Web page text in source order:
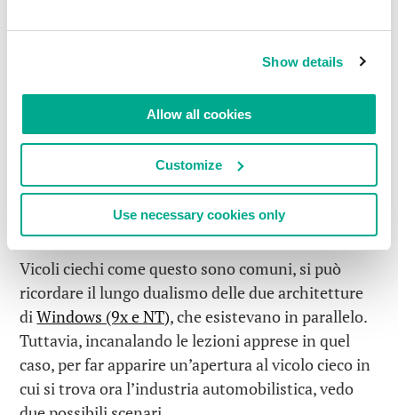
Show details
Allow all cookies
Customize
Use necessary cookies only
informatiche di questo nuovo paradigma.
Almeno le case automobilistiche sembrano capire
varietà elettronica di un’auto moderna è
semplicemente fuori questione (e ci sonomolti
dimostrano, emolti
sono mai stati pubblicati sulla stampa). Quindi, per
ora, l’industria automobilistica è arrivata ad un
punto morto.
Vicoli ciechi come questo sono comuni, si può
ricordare il lungo dualismo delle due architetture
diWindows (9x e NT), che esistevano in parallelo.
Tuttavia, incanalando le lezioni apprese in quel
caso, per far apparire un’apertura al vicolo cieco in
cui si trova ora l’industria automobilistica, vedo